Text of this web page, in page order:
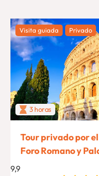
Visita guiada Privado
3 horas
Tour privado por
Foro Romano y
9,9